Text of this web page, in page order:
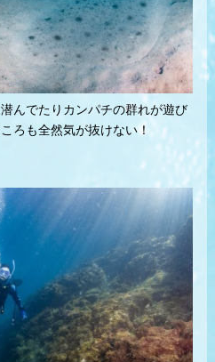
んでたりカンパチの群れが遊び
ろも全然気が抜けない！